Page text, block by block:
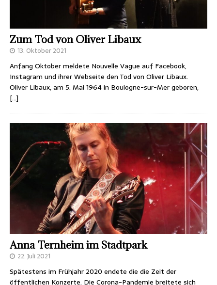
Zum Tod von Oliver Libaux
13. Oktober 2021
Anfang Oktober meldete Nouvelle Vague auf Facebook,
Instagram und ihrer Webseite den Tod von Oliver Libaux.
Oliver Libaux, am 5. Mai 1964 in Boulogne-sur-Mer geboren,
[…]
Anna Ternheim im Stadtpark
22. Juli 2021
Spätestens im Frühjahr 2020 endete die die Zeit der
öffentlichen Konzerte. Die Corona-Pandemie breitete sich